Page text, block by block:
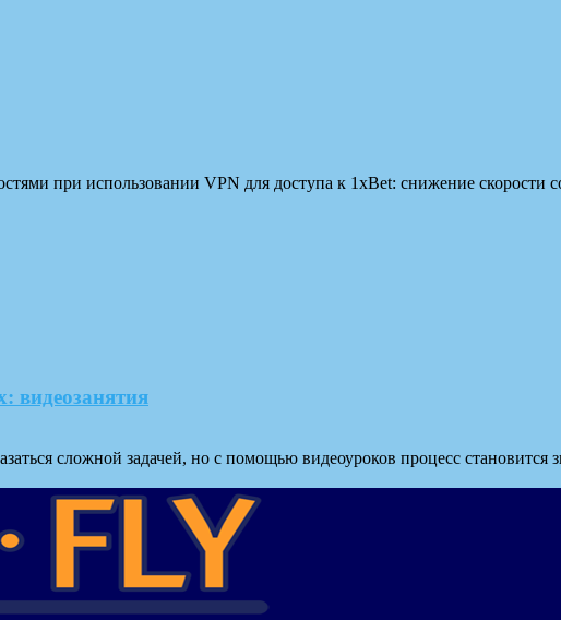
при использовании VPN для доступа к 1xBet: снижение
видеозанятия
сложной задачей, но с помощью видеоуроков процесс становится